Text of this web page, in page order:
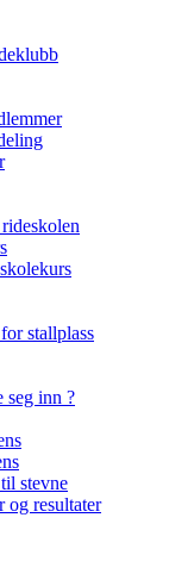
stallplass
seg inn ?
stevne
og resultater